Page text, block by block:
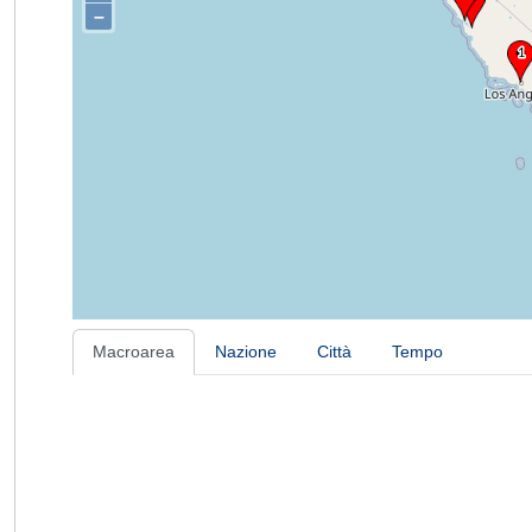
–
Macroarea Nazione Città Tempo